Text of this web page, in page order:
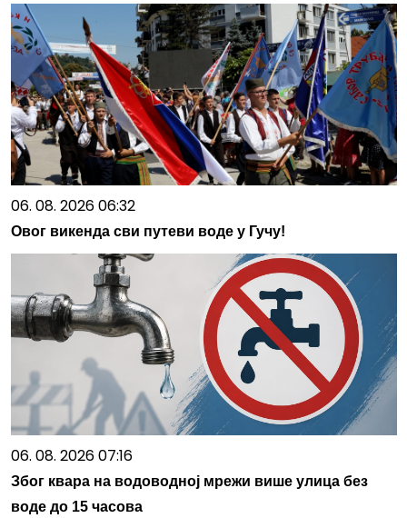
06. 08. 2026 06:32
Овог викенда сви путеви воде у Гучу!
06. 08. 2026 07:16
Због квара на водоводној мрежи више улица без
воде до 15 часова